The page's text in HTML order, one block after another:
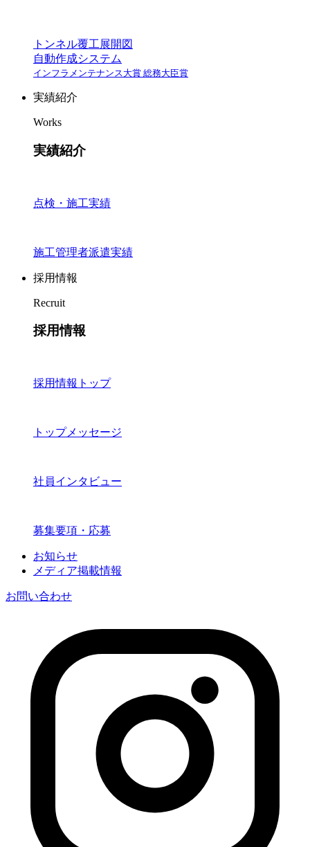
トンネル覆工展開図
自動作成システム
インフラメンテナンス大賞 総務大臣賞
実績紹介
Works
実績紹介
点検・施工実績
施工管理者派遣実績
採用情報
Recruit
採用情報
採用情報トップ
トップメッセージ
社員インタビュー
募集要項・応募
お知らせ
メディア掲載情報
お問い合わせ